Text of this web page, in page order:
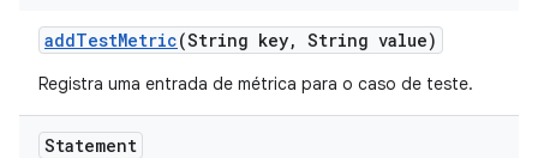
addTestMetric(String key, String value)
Registra uma entrada de métrica para o caso de teste.
Statement